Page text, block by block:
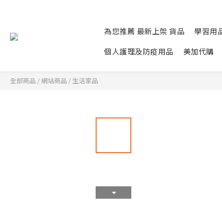
為您推薦 最新上架 貨品
學習用
個人護理及防疫用品
美加代購
全部商品 / 網站商品 / 生活家品